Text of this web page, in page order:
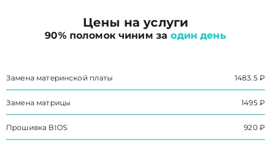
Цены на услуги
90% поломок чиним заодин день
Замена материнской платы 1483.5 ₽
Замена матрицы 1495 ₽
Прошивка BIOS 920 ₽